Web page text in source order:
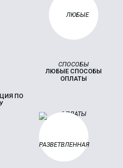
ПО
ЛЮБЫЕ СПОСОБЫ
ОПЛАТЫ